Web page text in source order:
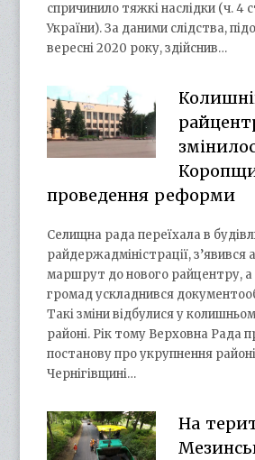
спричинило тяжкі наслідки (ч. 4
України). За даними слідства,
вересні 2020 року, здійснив…
проведення реформи
Селищна рада переїхала в
райдержадміністрації, з’явився
маршрут до нового райцентру, а
громад ускладнився
Такі зміни відбулися у
районі. Рік тому Верховна Рада
постанову про укрупнення
Чернігівщині…
На